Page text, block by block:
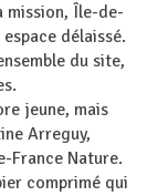
mission, Île-de-
délaissé.
du site,
jeune, mais
Arreguy,
France Nature.
comprimé qui